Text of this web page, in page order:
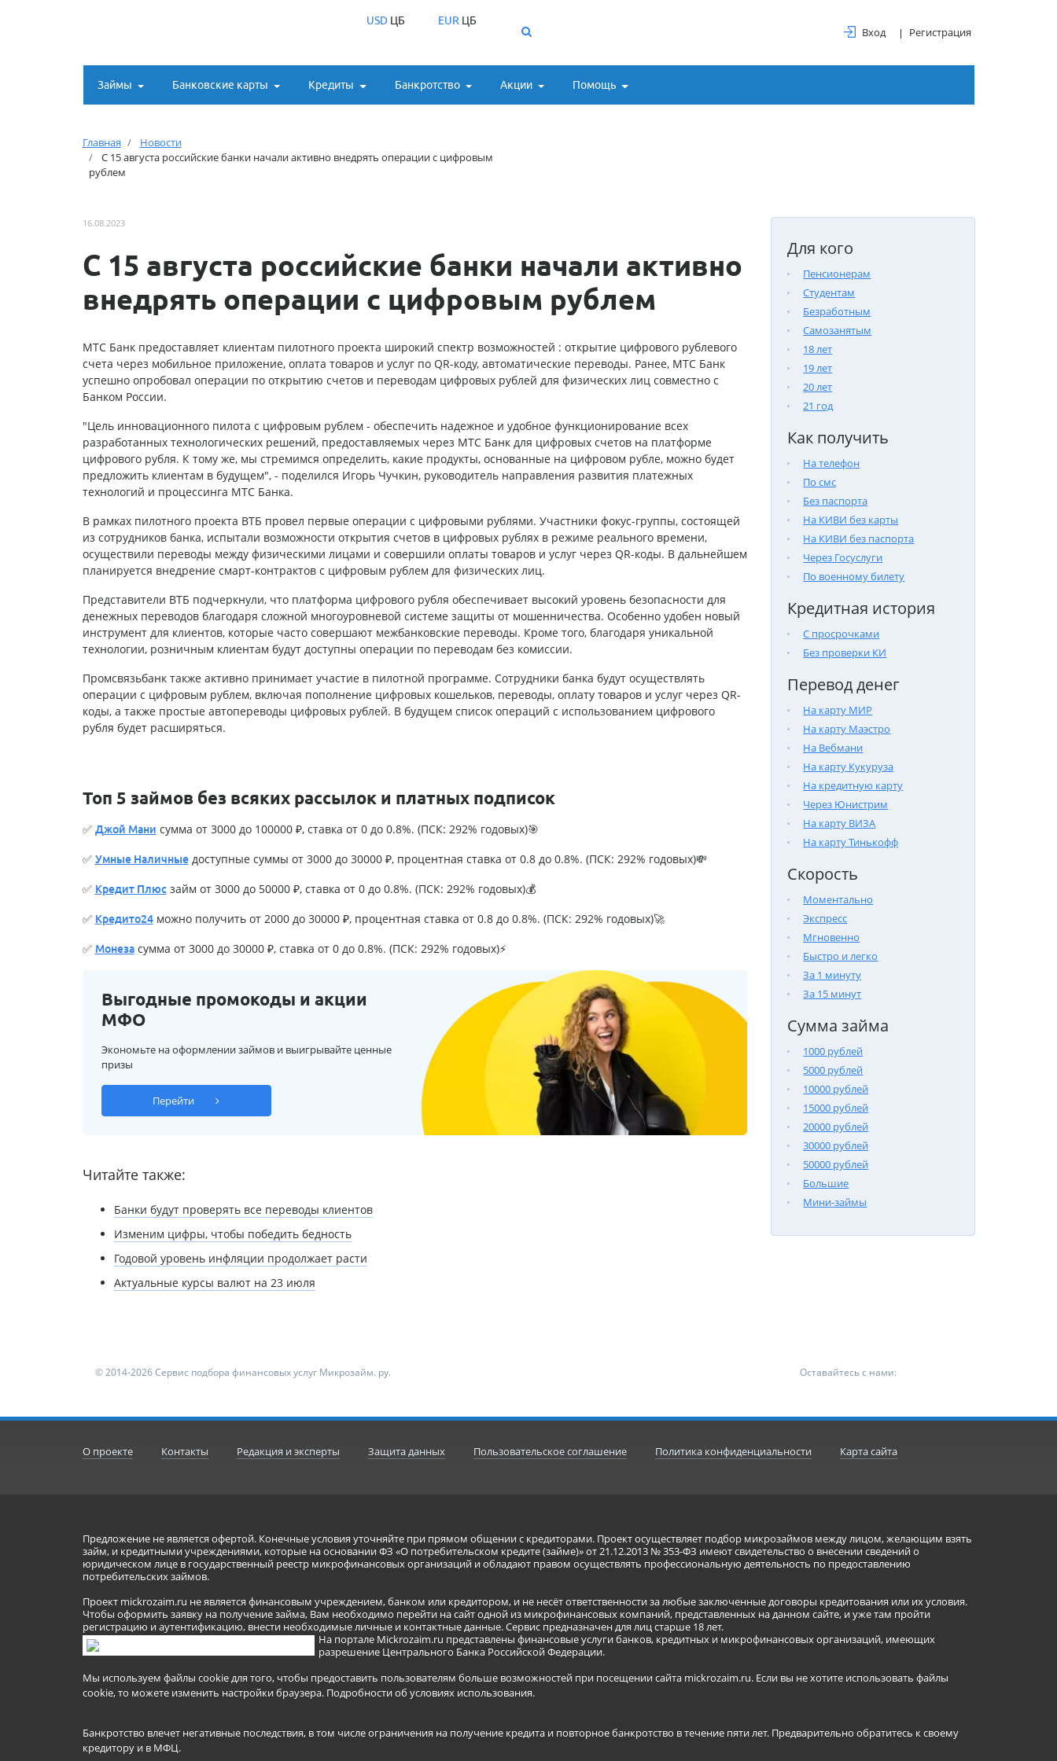
USDЦБ EUR ЦБ
Вход Регистрация
Займы Банковские карты Кредиты Банкротство Акции Помощь
Главная
Новости
С 15 августа российские банки начали активно внедрять операции с цифровым
рублем
Для кого
Пенсионерам
Студентам
Безработным
Самозанятым
18 лет
19 лет
20 лет
21 год
Как получить
На телефон
По смс
Без паспорта
На КИВИ без карты
На КИВИ без паспорта
Через Госуслуги
По военному билету
Кредитная история
С просрочками
Без проверки КИ
Перевод денег
На карту МИР
На карту Маэстро
На Вебмани
На карту Кукуруза
На кредитную карту
Через Юнистрим
На карту ВИЗА
На карту Тинькофф
Скорость
Моментально
Экспресс
Мгновенно
Быстро и легко
За 1 минуту
За 15 минут
Сумма займа
1000 рублей
5000 рублей
10000 рублей
15000 рублей
20000 рублей
30000 рублей
50000 рублей
Большие
Мини-займы
16.08.2023
С 15 августа российские банки начали активно
внедрять операции с цифровым рублем
МТС Банк предоставляет клиентам пилотного проекта широкий спектр возможностей : открытие цифрового рублевого
счета через мобильное приложение, оплата товаров и услуг по QR-коду, автоматические переводы. Ранее, МТС Банк
успешно опробовал операции по открытию счетов и переводам цифровых рублей для физических лиц совместно с
Банком России.
"Цель инновационного пилота с цифровым рублем - обеспечить надежное и удобное функционирование всех
разработанных технологических решений, предоставляемых через МТС Банк для цифровых счетов на платформе
цифрового рубля. К тому же, мы стремимся определить, какие продукты, основанные на цифровом рубле, можно будет
предложить клиентам в будущем", - поделился Игорь Чучкин, руководитель направления развития платежных
технологий и процессинга МТС Банка.
В рамках пилотного проекта ВТБ провел первые операции с цифровыми рублями. Участники фокус-группы, состоящей
из сотрудников банка, испытали возможности открытия счетов в цифровых рублях в режиме реального времени,
осуществили переводы между физическими лицами и совершили оплаты товаров и услуг через QR-коды. В дальнейшем
планируется внедрение смарт-контрактов с цифровым рублем для физических лиц.
Представители ВТБ подчеркнули, что платформа цифрового рубля обеспечивает высокий уровень безопасности для
денежных переводов благодаря сложной многоуровневой системе защиты от мошенничества. Особенно удобен новый
инструмент для клиентов, которые часто совершают межбанковские переводы. Кроме того, благодаря уникальной
технологии, розничным клиентам будут доступны операции по переводам без комиссии.
Промсвязьбанк также активно принимает участие в пилотной программе. Сотрудники банка будут осуществлять
операции с цифровым рублем, включая пополнение цифровых кошельков, переводы, оплату товаров и услуг через QR-
коды, а также простые автопереводы цифровых рублей. В будущем список операций с использованием цифрового
рубля будет расширяться.
Топ 5 займов без всяких рассылок и платных подписок
✅ Джой Мани сумма от 3000 до 100000 ₽, ставка от 0 до 0.8%. (ПСК: 292% годовых)🎯
✅ Умные Наличныедоступные суммы от 3000 до 30000 ₽, процентная ставка от 0.8 до 0.8%. (ПСК: 292% годовых)💸
✅ Кредит Плюсзайм от 3000 до 50000 ₽, ставка от 0 до 0.8%. (ПСК: 292% годовых)💰
✅ Кредито24можно получить от 2000 до 30000 ₽, процентная ставка от 0.8 до 0.8%. (ПСК: 292% годовых)🚀
✅ Монезасумма от 3000 до 30000 ₽, ставка от 0 до 0.8%. (ПСК: 292% годовых)⚡
Выгодные промокоды и акции
МФО
Экономьте на оформлении займов и выигрывайте ценные
призы
Перейти
Читайте также:
Банки будут проверять все переводы клиентов
Изменим цифры, чтобы победить бедность
Годовой уровень инфляции продолжает расти
Актуальные курсы валют на 23 июля
© 2014-2026 Сервис подбора финансовых услуг Микрозайм. ру. Оставайтесь с нами:
О проекте Контакты Редакция и эксперты Защита данных Пользовательское соглашение Политика конфиденциальности Карта сайта
Предложение не является офертой. Конечные условия уточняйте при прямом общении с кредиторами. Проект осуществляет подбор микрозаймов между лицом, желающим взять
займ, и кредитными учреждениями, которые на основании ФЗ «О потребительском кредите (займе)» от 21.12.2013 № 353-ФЗ имеют свидетельство о внесении сведений о
юридическом лице в государственный реестр микрофинансовых организаций и обладают правом осуществлять профессиональную деятельность по предоставлению
потребительских займов.
Проект mickrozaim.ru не является финансовым учреждением, банком или кредитором, и не несёт ответственности за любые заключенные договоры кредитования или их условия.
Чтобы оформить заявку на получение займа, Вам необходимо перейти на сайт одной из микрофинансовых компаний, представленных на данном сайте, и уже там пройти
регистрацию и аутентификацию, внести необходимые личные и контактные данные. Сервис предназначен для лиц старше 18 лет.
На портале Mickrozaim.ru представлены финансовые услуги банков, кредитных и микрофинансовых организаций, имеющих
разрешение Центрального Банка Российской Федерации.
Мы используем файлы cookie для того, чтобы предоставить пользователям больше возможностей при посещении сайта mickrozaim.ru. Если вы не хотите использовать файлы
cookie, то можете изменить настройки браузера. Подробности об условиях использования.
Банкротство влечет негативные последствия, в том числе ограничения на получение кредита и повторное банкротство в течение пяти лет. Предварительно обратитесь к своему
кредитору и в МФЦ.